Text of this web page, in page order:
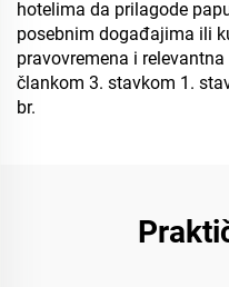
hotelima da prilagode
posebnim događajima ili
pravovremena i
člankom 3. stavkom 1.
br.